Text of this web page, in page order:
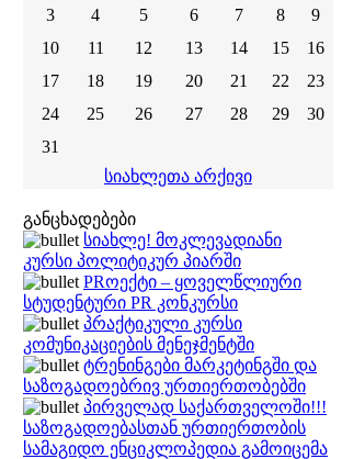
3
4 5 6 7 8
9
10
11 12 13 14 15
16
17
18 19 20 21 22
23
24
25 26 27 28 29
30
31
სიახლეთა არქივი
განცხადებები
სიახლე! მოკლევადიანი
კურსი პოლიტიკურ პიარში
PRოექტი – ყოველწლიური
სტუდენტური PR კონკურსი
პრაქტიკული კურსი
კომუნიკაციების მენეჯმენტში
ტრენინგები მარკეტინგში და
საზოგადოებრივ ურთიერთობებში
პირველად საქართველოში!!!
საზოგადოებასთან ურთიერთობის
სამაგიდო ენციკლოპედია გამოიცემა